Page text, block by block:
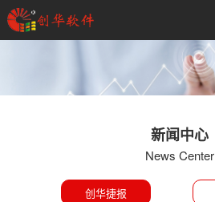
新闻中心
News Center
创华捷报